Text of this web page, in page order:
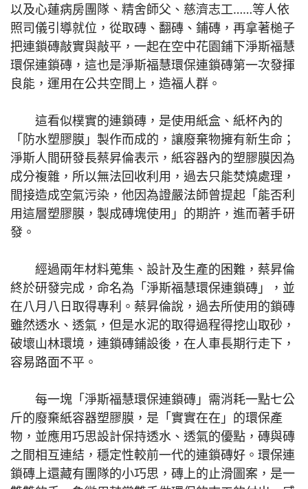
以及心蓮病房團隊、精舍師父、慈濟志工……等人依
照司儀引導就位，從取磚、翻磚、鋪磚，再拿著槌子
把連鎖磚敲實與敲平，一起在空中花園鋪下淨斯福慧
環保連鎖磚，這也是淨斯福慧環保連鎖磚第一次發揮
良能，運用在公共空間上，造福人群。
這看似樸實的連鎖磚，是使用紙盒、紙杯內的
「防水塑膠膜」製作而成的，讓廢棄物擁有新生命；
淨斯人間研發長蔡昇倫表示，紙容器內的塑膠膜因為
成分複雜，所以無法回收利用，過去只能焚燒處理，
間接造成空氣污染，他因為證嚴法師曾提起「能否利
用這層塑膠膜，製成磚塊使用」的期許，進而著手研
發。
經過兩年材料蒐集、設計及生產的困難，蔡昇倫
終於研發完成，命名為「淨斯福慧環保連鎖磚」，並
在八月八日取得專利。蔡昇倫說，過去所使用的鎖磚
雖然透水、透氣，但是水泥的取得過程得挖山取砂，
破壞山林環境，連鎖磚鋪設後，在人車長期行走下，
容易路面不平。
每一塊「淨斯福慧環保連鎖磚」需消耗一點七公
斤的廢棄紙容器塑膠膜，是「實實在在」的環保產
物，並應用巧思設計保持透水、透氣的優點，磚與磚
之間相互連結，穩定性較前一代的連鎖磚好。環保連
鎖磚上還藏有團隊的小巧思，磚上的止滑圖案，是一